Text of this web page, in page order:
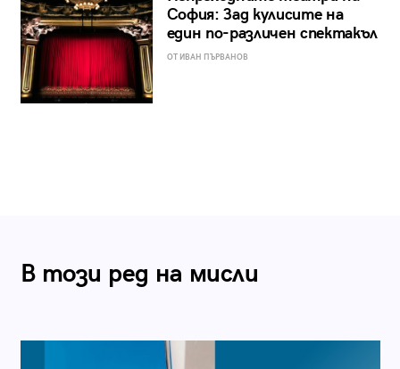
София: Зад кулисите на
един по-различен спектакъл
ОТ ИВАН ПЪРВАНОВ
В този ред на мисли